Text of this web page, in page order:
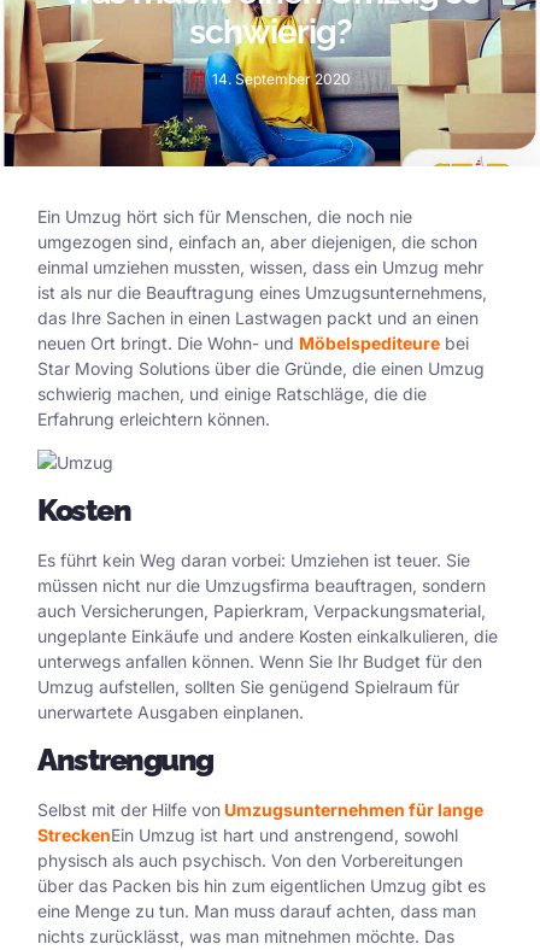
schwierig?
14. September 2020
Ein Umzug hört sich für Menschen, die noch nie
umgezogen sind, einfach an, aber diejenigen, die schon
einmal umziehen mussten, wissen, dass ein Umzug mehr
ist als nur die Beauftragung eines Umzugsunternehmens,
das Ihre Sachen in einen Lastwagen packt und an einen
neuen Ort bringt. Die Wohn- und Möbelspediteure bei
Star Moving Solutions über die Gründe, die einen Umzug
schwierig machen, und einige Ratschläge, die die
Erfahrung erleichtern können.
Kosten
Es führt kein Weg daran vorbei: Umziehen ist teuer. Sie
müssen nicht nur die Umzugsfirma beauftragen, sondern
auch Versicherungen, Papierkram, Verpackungsmaterial,
ungeplante Einkäufe und andere Kosten einkalkulieren, die
unterwegs anfallen können. Wenn Sie Ihr Budget für den
Umzug aufstellen, sollten Sie genügend Spielraum für
unerwartete Ausgaben einplanen.
Anstrengung
Selbst mit der Hilfe von Umzugsunternehmen für lange
StreckenEin Umzug ist hart und anstrengend, sowohl
physisch als auch psychisch. Von den Vorbereitungen
über das Packen bis hin zum eigentlichen Umzug gibt es
eine Menge zu tun. Man muss darauf achten, dass man
nichts zurücklässt, was man mitnehmen möchte. Das